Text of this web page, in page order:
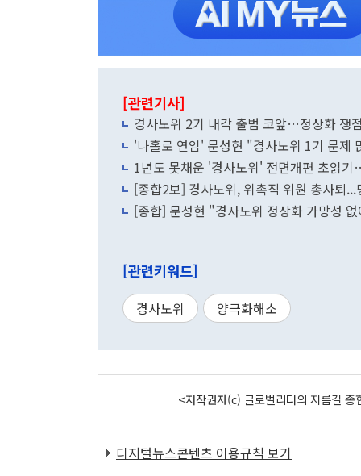
[관련기사]
경사노위 2기 내각 출범 코앞…정상화 쟁
'나홀로 연임' 문성현 "경사노위 1기 문
1년도 못채운 '경사노위' 전면개편 초읽
[종합2보] 경사노위, 위촉직 위원 총사퇴
[종합] 문성현 "경사노위 정상화 가망성
[관련키워드]
경사노위 양극화해소
<저작권자(c) 글로벌리더의 지름길
디지털뉴스콘텐츠 이용규칙 보기